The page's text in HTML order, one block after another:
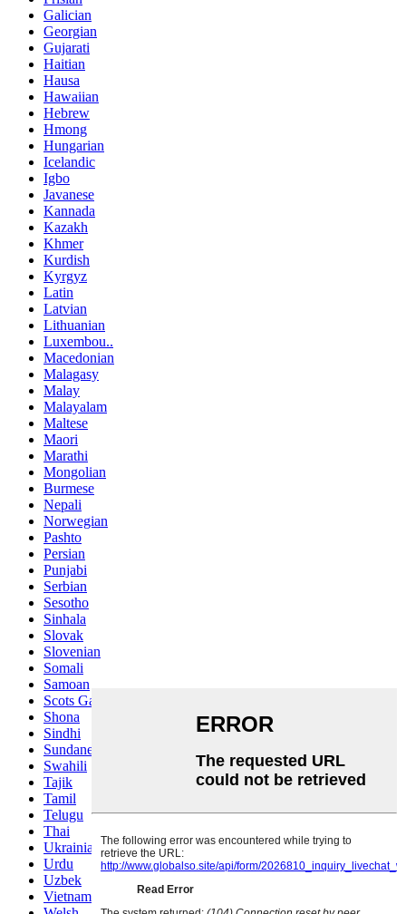
Galician
Georgian
Gujarati
Haitian
Hausa
Hawaiian
Hebrew
Hmong
Hungarian
Icelandic
Igbo
Javanese
Kannada
Kazakh
Khmer
Kurdish
Kyrgyz
Latin
Latvian
Lithuanian
Luxembou..
Macedonian
Malagasy
Malay
Malayalam
Maltese
Maori
Marathi
Mongolian
Burmese
Nepali
Norwegian
Pashto
Persian
Punjabi
Serbian
Sesotho
Sinhala
Slovak
Slovenian
Somali
Samoan
Scots Gaelic
Shona
Sindhi
Sundanese
Swahili
Tajik
Tamil
Telugu
Thai
Ukrainian
Urdu
Uzbek
Vietnamese